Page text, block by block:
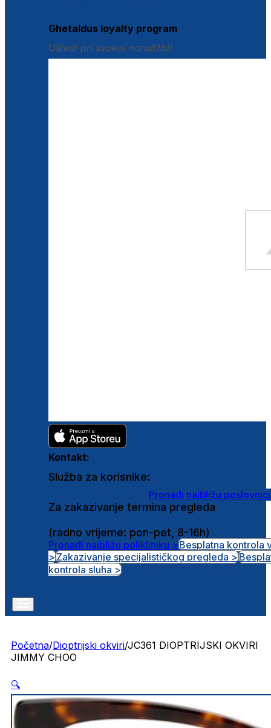
Ghetaldus loyalty program
Uštedi pri svakoj narudžbi!
Kontakt:
Služba za korisnike:
Pronađi najbližu
Za zakazivanje termina pregleda
(radno vrijeme: pon-pet, 8-16h)
Pronađi najbližu polikliniku >Besplatna kontrola
>Zakazivanje specijalističkog pregleda >
kontrola sluha >
Početna/Dioptrijski okviri/JC361 DIOPTRIJSKI OKVIRI
JIMMY CHOO
🔍